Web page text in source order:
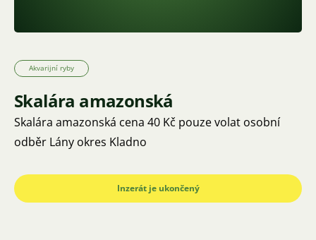
Akvarijní ryby
Skalára amazonská
Skalára amazonská cena 40 Kč pouze volat osobní
odběr Lány okres Kladno
Inzerát je ukončený